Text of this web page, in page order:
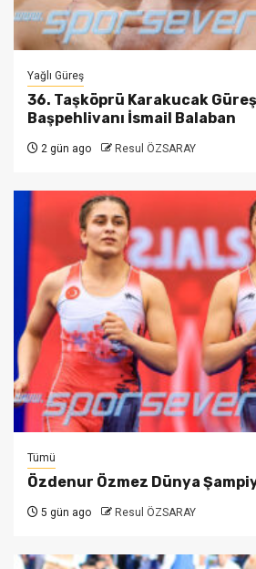
Yağlı Güreş
36. Taşköprü Karakucak
Başpehlivanı İsmail Balaban
2 gün ago Resul ÖZSARAY
Tümü
Özdenur Özmez Dünya
5 gün ago Resul ÖZSARAY